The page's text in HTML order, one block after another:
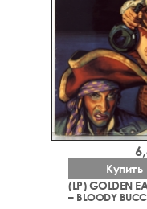
(LP) GOLDEN
– BLOODY
Купить